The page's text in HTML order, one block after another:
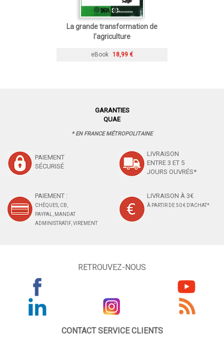
La grande transformation de
l'agriculture
eBook 18,99 €
GARANTIES
QUAE
* EN FRANCE MÉTROPOLITAINE
PAIEMENT
SÉCURISÉ
LIVRAISON
ENTRE 3 ET 5
JOURS OUVRÉS*
PAIEMENT :
CHÈQUES, CB,
PAYPAL, MANDAT
ADMINISTRATIF, VIREMENT
LIVRAISON À 3€
À PARTIR DE 50 € D'ACHAT*
RETROUVEZ-NOUS
CONTACT SERVICE CLIENTS